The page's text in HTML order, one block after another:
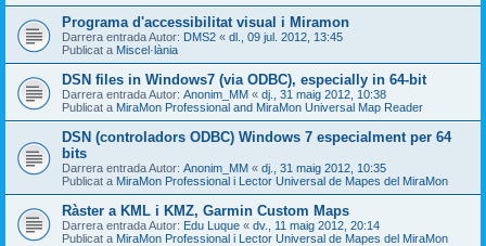
Programa d'accessibilitat visual i Miramon
Darrera entrada Autor: DMS2 « dl., 09 jul. 2012, 13:45
Publicat a Miscel·lània
DSN files in Windows7 (via ODBC), especially in 64-bit
Darrera entrada Autor: Anonim_MM « dj., 31 maig 2012, 10:38
Publicat a MiraMon Professional and MiraMon Universal Map Reader
DSN (controladors ODBC) Windows 7 especialment per 64
bits
Darrera entrada Autor: Anonim_MM « dj., 31 maig 2012, 10:35
Publicat a MiraMon Professional i Lector Universal de Mapes del MiraMon
Ràster a KML i KMZ, Garmin Custom Maps
Darrera entrada Autor: Edu Luque « dv., 11 maig 2012, 20:14
Publicat a MiraMon Professional i Lector Universal de Mapes del MiraMon